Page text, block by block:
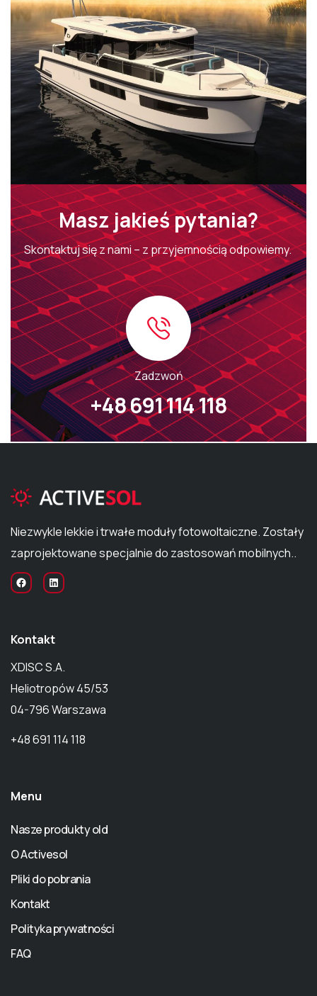
Masz jakieś pytania?
Skontaktuj się z nami – z przyjemnością odpowiemy.
Zadzwoń
+48 691 114 118
Niezwykle lekkie i trwałe moduły fotowoltaiczne. Zostały
zaprojektowane specjalnie do zastosowań mobilnych..
Kontakt
XDISC S.A.
Heliotropów 45/53
04-796 Warszawa
+48 691 114 118
Menu
Nasze produkty old
O Activesol
Pliki do pobrania
Kontakt
Polityka prywatności
FAQ